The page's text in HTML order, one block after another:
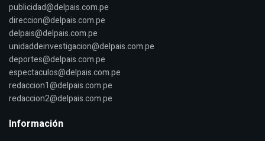
publicidad@delpais.com.pe
direccion@delpais.com.pe
delpais@delpais.com.pe
unidaddeinvestigacion@delpais.com.pe
deportes@delpais.com.pe
espectaculos@delpais.com.pe
redaccion1@delpais.com.pe
redaccion2@delpais.com.pe
Información